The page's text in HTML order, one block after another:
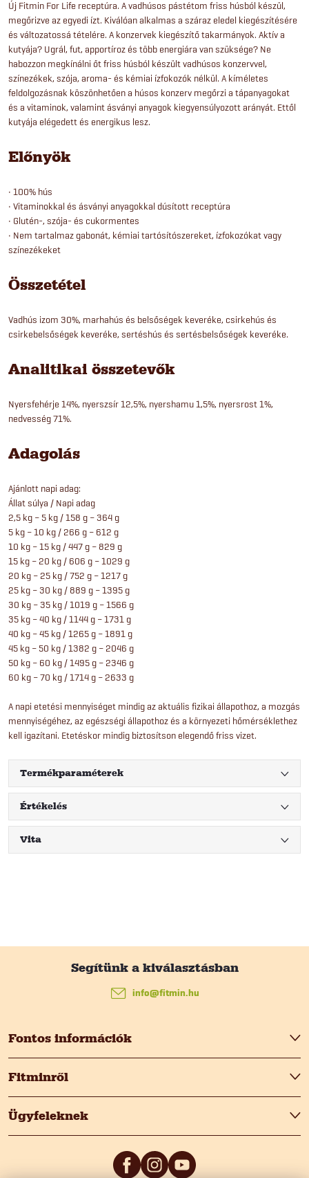
Új Fitmin For Life receptúra. A vadhúsos pástétom friss húsból készül,
megőrizve az egyedi ízt. Kiválóan alkalmas a száraz eledel kiegészítésére
és változatossá tételére. A konzervek kiegészítő takarmányok. Aktív a
kutyája? Ugrál, fut, apportíroz és több energiára van szüksége? Ne
habozzon megkínálni őt friss húsból készült vadhúsos konzervvel,
színezékek, szója, aroma- és kémiai ízfokozók nélkül. A kíméletes
feldolgozásnak köszönhetően a húsos konzerv megőrzi a tápanyagokat
és a vitaminok, valamint ásványi anyagok kiegyensúlyozott arányát. Ettől
kutyája elégedett és energikus lesz.
Előnyök
• 100% hús
• Vitaminokkal és ásványi anyagokkal dúsított receptúra
• Glutén-, szója- és cukormentes
• Nem tartalmaz gabonát, kémiai tartósítószereket, ízfokozókat vagy
színezékeket
Összetétel
Vadhús izom 30%, marhahús és belsőségek keveréke, csirkehús és
csirkebelsőségek keveréke, sertéshús és sertésbelsőségek keveréke.
Analitikai összetevők
Nyersfehérje 14%, nyerszsír 12,5%, nyershamu 1,5%, nyersrost 1%,
nedvesség 71%.
Adagolás
Ajánlott napi adag:
Állat súlya / Napi adag
2,5 kg – 5 kg / 158 g – 364 g
5 kg – 10 kg / 266 g – 612 g
10 kg – 15 kg / 447 g – 829 g
15 kg – 20 kg / 606 g – 1029 g
20 kg – 25 kg / 752 g – 1217 g
25 kg – 30 kg / 889 g – 1395 g
30 kg – 35 kg / 1019 g – 1566 g
35 kg – 40 kg / 1144 g – 1731 g
40 kg – 45 kg / 1265 g – 1891 g
45 kg – 50 kg / 1382 g – 2046 g
50 kg – 60 kg / 1495 g – 2346 g
60 kg – 70 kg / 1714 g – 2633 g
A napi etetési mennyiséget mindig az aktuális fizikai állapothoz, a mozgás
mennyiségéhez, az egészségi állapothoz és a környezeti hőmérséklethez
kell igazítani. Etetéskor mindig biztosítson elegendő friss vizet.
Termékparaméterek
Értékelés
Vita
b
é
c
Fontos információk
Fitminről
Ügyfeleknek
info@fitmin.hu